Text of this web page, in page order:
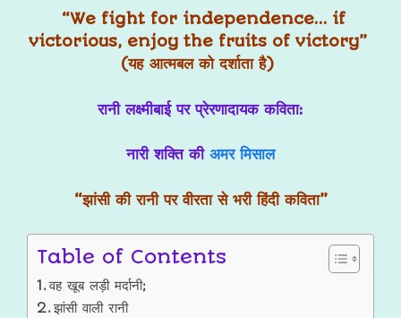
“We fight for independence… if
victorious, enjoy the fruits of victory”
(यहआत्मबल को दर्शाता है)
रानी लक्ष्मीबाई पर प्रेरणादायक कविता:
नारी शक्ति की अमर मिसाल
“झांसी की रानी पर वीरता से भरी हिंदी कविता”
Table of Contents
वह खूब लड़ी मर्दानी;
झांसी वाली रानी